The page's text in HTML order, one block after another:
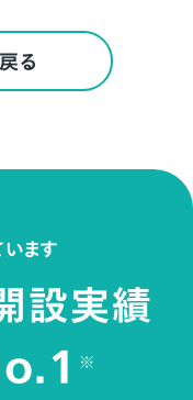
る
ます
設実績
※